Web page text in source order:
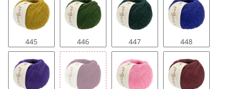
445 446 447 448